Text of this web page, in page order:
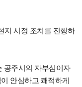
지 시정 조치를 진행하
공주시의 자부심이자
안심하고 쾌적하게